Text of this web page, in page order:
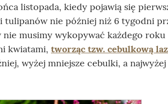
listopada, kiedy pojawią się
tulipanów nie później niż 6 tygodni
musimy wykopywać każdego roku
kwiatami, tworząc tzw. cebulkową
wyżej mniejsze cebulki, a